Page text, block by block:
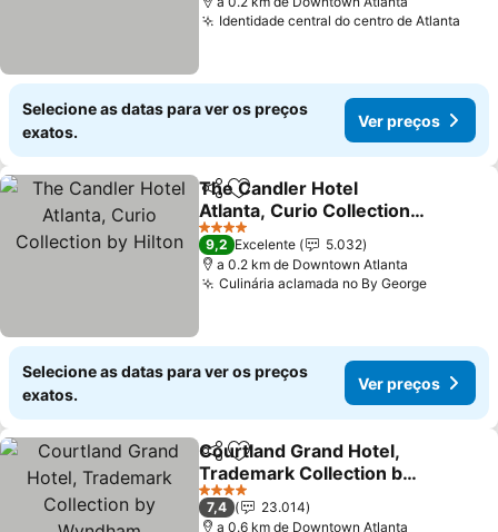
Identidade central do centro de Atlanta
Selecione as datas para ver os preços
exatos.
Ver preços
PartilharAdicionar aos favoritos
The Candler Hotel
Atlanta, Curio Collection
by Hilton
Ver preços
4 Estrelas
9,2 Excelente
5.032
a 0.2 km de Downtown Atlanta
Culinária aclamada no By GeorgeVer
Selecione as datas para ver os preços
exatos.
Ver preços
PartilharAdicionar aos favoritos
Courtland Grand Hotel,
Trademark Collection by
Wyndham
Ver preços
4 Estrelas
7,4
23.014
a 0.6 km de Downtown Atlanta